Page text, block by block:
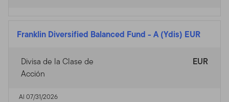
Franklin Diversified Balanced Fund - A (Ydis) EUR
Divisa de la Clase de
Acción
EUR
Al 07/31/2026